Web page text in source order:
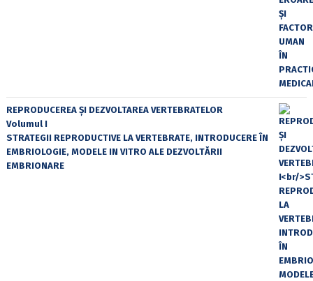
REPRODUCEREA ȘI DEZVOLTAREA VERTEBRATELOR
Volumul I
STRATEGII REPRODUCTIVE LA VERTEBRATE, INTRODUCERE ÎN
EMBRIOLOGIE, MODELE IN VITRO ALE DEZVOLTĂRII
EMBRIONARE